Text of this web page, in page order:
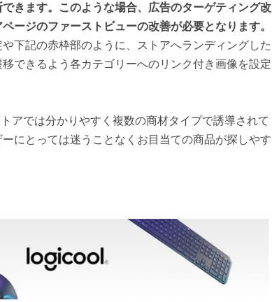
きます。このような場合、広告のターゲティング改
ージのファーストビューの改善が必要となります。
下記の赤枠部のように、ストアへランディングした
できるよう各カテゴリーへのリンク付き画像を設定
アでは分かりやすく複数の商材タイプで誘導されて
にとっては迷うことなくお目当ての商品が探しやす